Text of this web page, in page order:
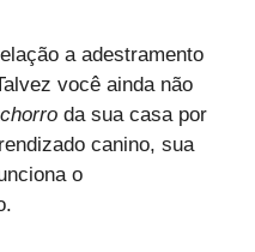
a adestramento
você ainda não
da sua casa por
canino, sua
o